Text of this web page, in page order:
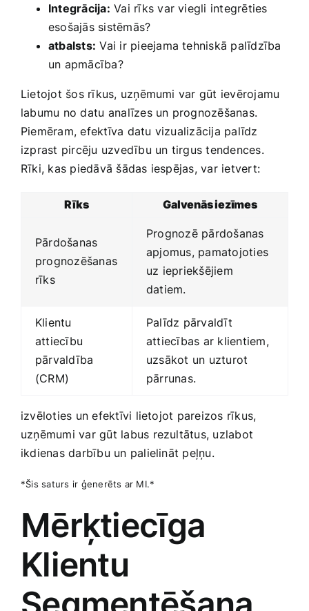
Integrācija: Vai rīks var viegli integrēties
esošajās sistēmās?
atbalsts: Vai ir pieejama tehniskā palīdzība
un apmācība?
Lietojot‌ šos rīkus, uzņēmumi var gūt ievērojamu
labumu no datu⁣ analīzes un prognozēšanas.
Piemēram, efektīva datu vizualizācija palīdz
izprast pircēju uzvedību un tirgus tendences.
Rīki, kas‍ piedāvā šādas ​iespējas, var ietvert:
Rīks Galvenās iezīmes
Pārdošanas
prognozēšanas
rīks
Prognozē pārdošanas
apjomus, pamatojoties
uz iepriekšējiem
datiem.
Klientu
attiecību
pārvaldība
(CRM)
Palīdz pārvaldīt
attiecības ar klientiem,
uzsākot un uzturot
‍pārrunas.
izvēloties un efektīvi lietojot pareizos rīkus,
uzņēmumi var gūt labus rezultātus, uzlabot
ikdienas darbību un palielināt peļņu.
*Šis saturs ir ģenerēts ar MI.*
Mērķtiecīga
Klientu